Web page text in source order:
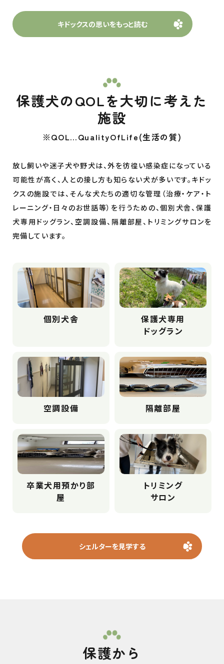
キドックスの思いをもっと読む
保護犬のQOLを大切に考えた
施設
※QOL…QualityOfLife(生活の質)
放し飼いや迷子犬や野犬は、外を彷徨い感染症になっている
可能性が高く、人との接し方も知らない犬が多いです。キドッ
クスの施設では、そんな犬たちの適切な管理（治療・ケア・ト
レーニング・日々のお世話等）を行うための、個別犬舎、保護
犬専用ドッグラン、空調設備、隔離部屋、トリミングサロンを
完備しています。
個別犬舎
保護犬専用
ドッグラン
空調設備 隔離部屋
卒業犬用預かり部
屋
トリミング
サロン
シェルターを見学する
保護から